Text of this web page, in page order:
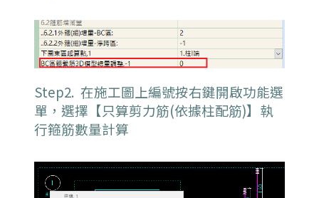
Step2. 在施工圖上編號按右鍵開啟功能選
單，選擇【只算剪力筋(依據柱配筋)】執
行箍筋數量計算